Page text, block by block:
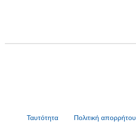
Ταυτότητα Πολιτική απορρήτου